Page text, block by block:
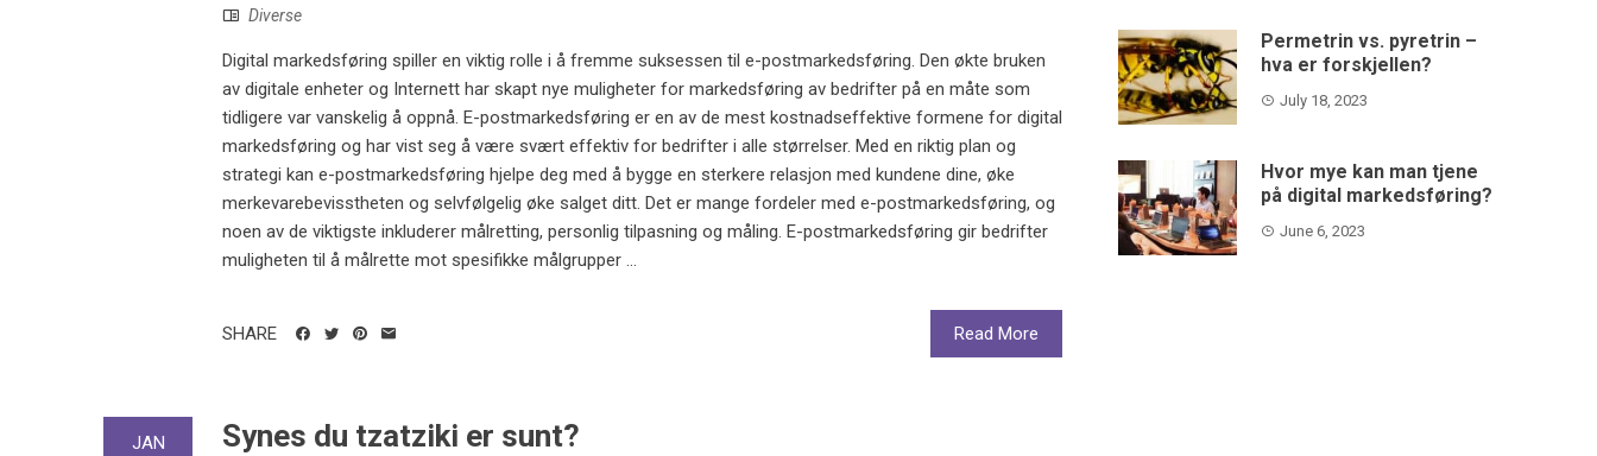
Diverse
Digital markedsføring spiller en viktig rolle i å fremme suksessen til e-postmarkedsføring. Den økte bruken
av digitale enheter og Internett har skapt nye muligheter for markedsføring av bedrifter på en måte som
tidligere var vanskelig å oppnå. E-postmarkedsføring er en av de mest kostnadseffektive formene for digital
markedsføring og har vist seg å være svært effektiv for bedrifter i alle størrelser. Med en riktig plan og
strategi kan e-postmarkedsføring hjelpe deg med å bygge en sterkere relasjon med kundene dine, øke
merkevarebevisstheten og selvfølgelig øke salget ditt. Det er mange fordeler med e-postmarkedsføring, og
noen av de viktigste inkluderer målretting, personlig tilpasning og måling. E-postmarkedsføring gir bedrifter
muligheten til å målrette mot spesifikke målgrupper ...
Read More
SHARE
JAN Synes du tzatziki er sunt?
Permetrin vs. pyretrin –
hva er forskjellen?
July 18, 2023
Hvor mye kan man tjene
på digital markedsføring?
June 6, 2023